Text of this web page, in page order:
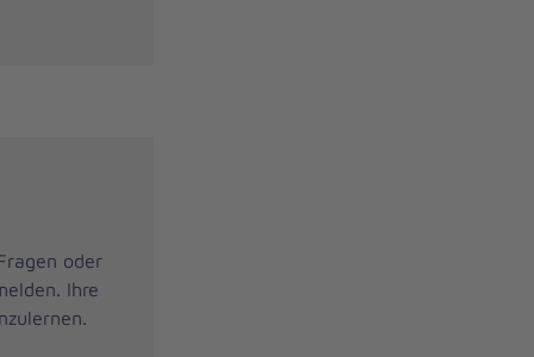
oder
Ihre